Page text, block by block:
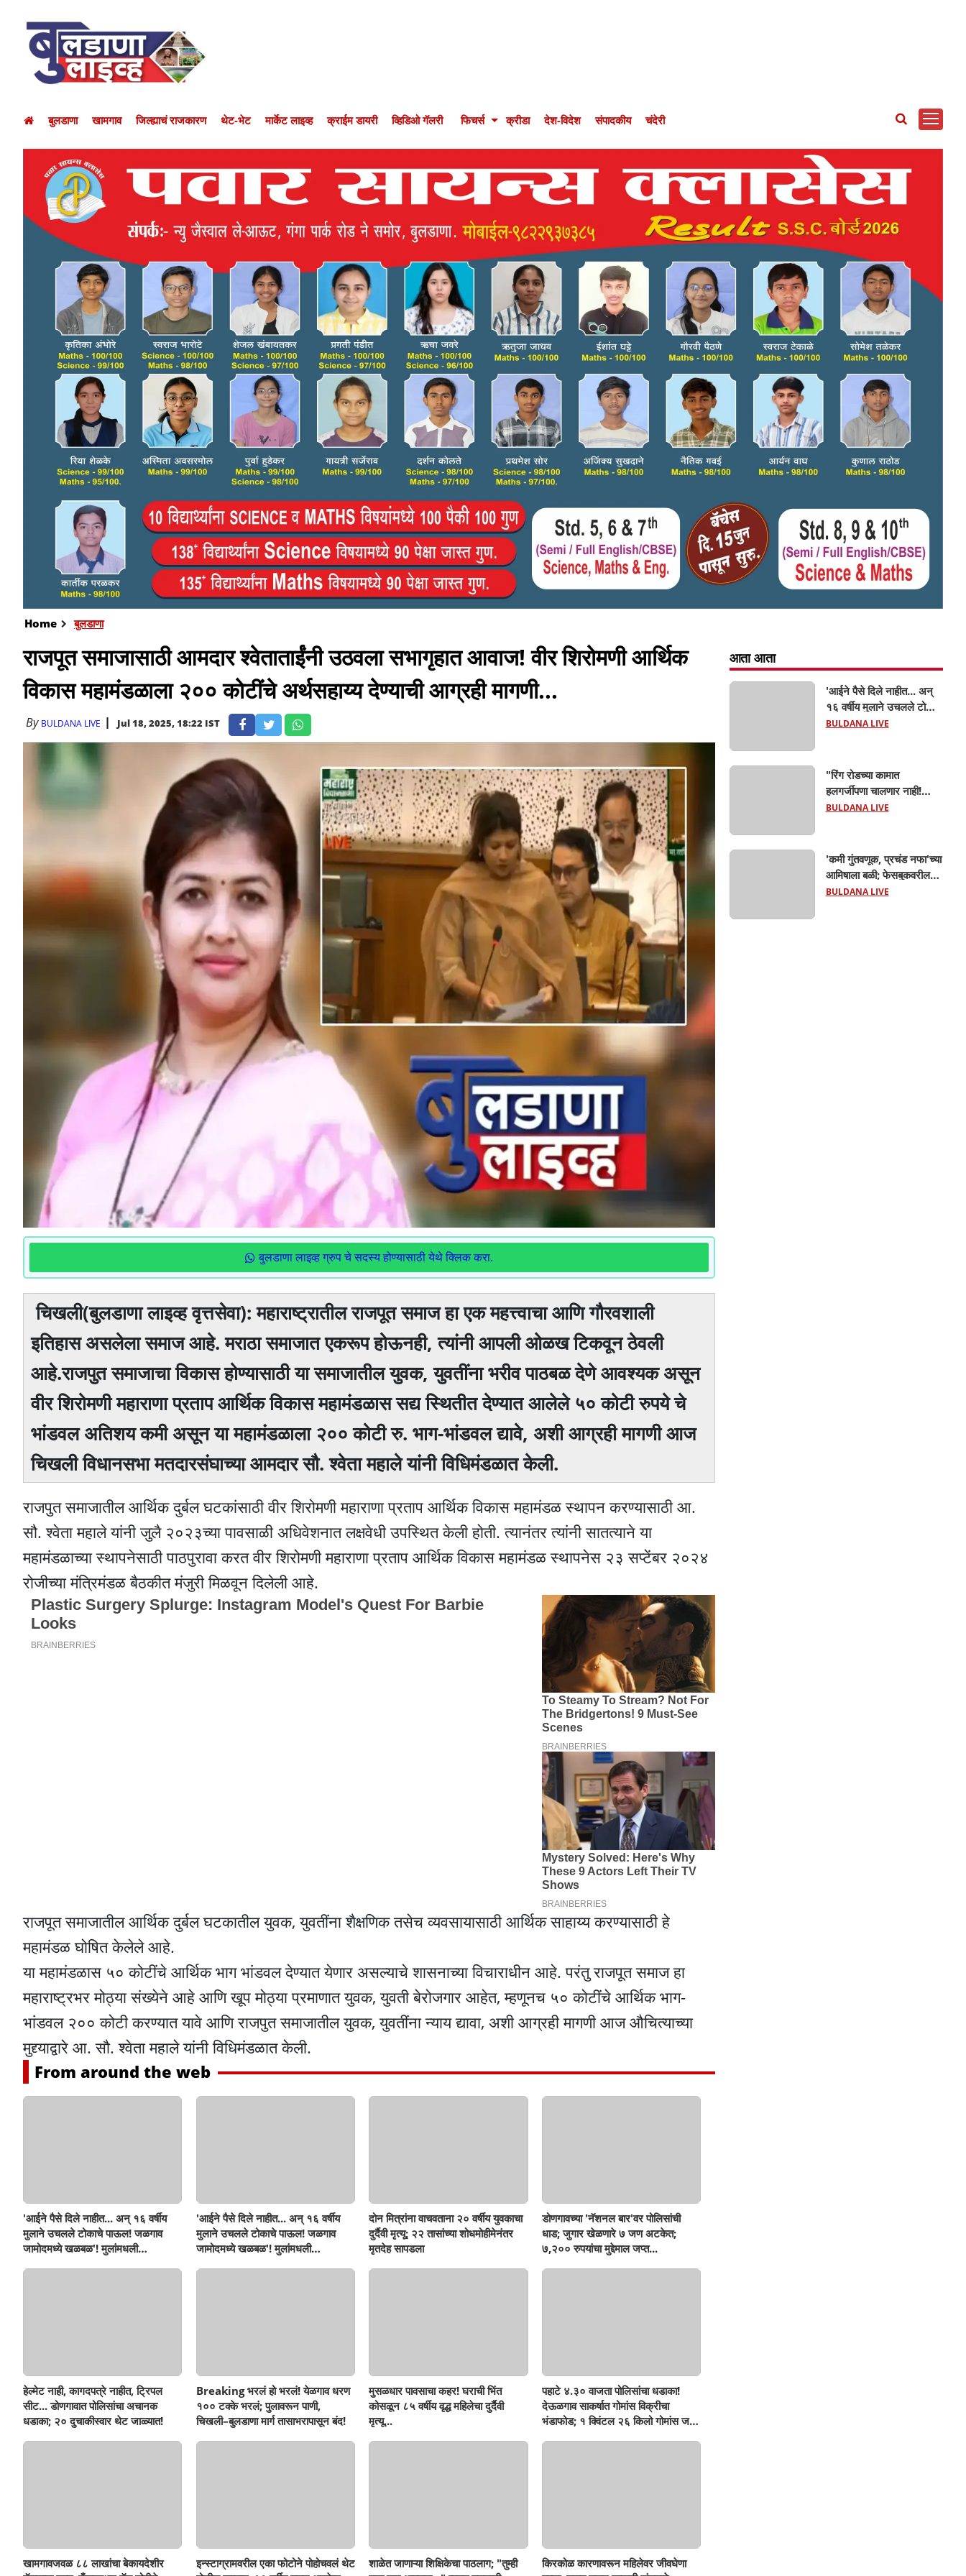
बुलडाणा खामगाव जिल्ह्याचं राजकारण थेट-भेट मार्केट लाइव्ह क्राईम डायरी व्हिडिओ गॅलरी फिचर्स क्रीडा देश-विदेश संपादकीय चंदेरी
Home बुलडाणा
राजपूत समाजासाठी आमदार श्वेताताईंनी उठवला सभागृहात आवाज! वीर शिरोमणी आर्थिक
विकास महामंडळाला २०० कोटींचे अर्थसहाय्य देण्याची आग्रही मागणी...
By BULDANA LIVE Jul 18, 2025, 18:22 IST
बुलडाणा लाइव्ह ग्रुप चे सदस्य होण्यासाठी येथे क्लिक करा.
चिखली(बुलडाणा लाइव्ह वृत्तसेवा): महाराष्ट्रातील राजपूत समाज हा एक महत्त्वाचा आणि गौरवशाली
इतिहास असलेला समाज आहे. मराठा समाजात एकरूप होऊनही, त्यांनी आपली ओळख टिकवून ठेवली
आहे.राजपुत समाजाचा विकास होण्यासाठी या समाजातील युवक, युवतींना भरीव पाठबळ देणे आवश्यक असून
वीर शिरोमणी महाराणा प्रताप आर्थिक विकास महामंडळास सद्य स्थितीत देण्यात आलेले ५० कोटी रुपये चे
भांडवल अतिशय कमी असून या महामंडळाला २०० कोटी रु. भाग-भांडवल द्यावे, अशी आग्रही मागणी आज
चिखली विधानसभा मतदारसंघाच्या आमदार सौ. श्वेता महाले यांनी विधिमंडळात केली.
राजपुत समाजातील आर्थिक दुर्बल घटकांसाठी वीर शिरोमणी महाराणा प्रताप आर्थिक विकास महामंडळ स्थापन करण्यासाठी आ.
सौ. श्वेता महाले यांनी जुलै २०२३च्या पावसाळी अधिवेशनात लक्षवेधी उपस्थित केली होती. त्यानंतर त्यांनी सातत्याने या
महामंडळाच्या स्थापनेसाठी पाठपुरावा करत वीर शिरोमणी महाराणा प्रताप आर्थिक विकास महामंडळ स्थापनेस २३ सप्टेंबर २०२४
रोजीच्या मंत्रिमंडळ बैठकीत मंजुरी मिळवून दिलेली आहे.
राजपूत समाजातील आर्थिक दुर्बल घटकातील युवक, युवतींना शैक्षणिक तसेच व्यवसायासाठी आर्थिक साहाय्य करण्यासाठी हे
महामंडळ घोषित केलेले आहे.
या महामंडळास ५० कोटींचे आर्थिक भाग भांडवल देण्यात येणार असल्याचे शासनाच्या विचाराधीन आहे. परंतु राजपूत समाज हा
महाराष्ट्रभर मोठ्या संख्येने आहे आणि खूप मोठ्या प्रमाणात युवक, युवती बेरोजगार आहेत, म्हणूनच ५० कोटींचे आर्थिक भाग-
भांडवल २०० कोटी करण्यात यावे आणि राजपुत समाजातील युवक, युवतींना न्याय द्यावा, अशी आग्रही मागणी आज औचित्याच्या
मुद्द्याद्वारे आ. सौ. श्वेता महाले यांनी विधिमंडळात केली.
From around the web
'आईने पैसे दिले नाहीत... अन् १६ वर्षीय
मुलाने उचलले टोकाचे पाऊल! जळगाव
जामोदमध्ये खळबळ'! मुलांमधली
'आईने पैसे दिले नाहीत... अन् १६ वर्षीय
मुलाने उचलले टोकाचे पाऊल! जळगाव
जामोदमध्ये खळबळ'! मुलांमधली
दोन मित्रांना वाचवताना २० वर्षीय युवकाचा
दुर्दैवी मृत्यू; २२ तासांच्या शोधमोहीमेनंतर
मृतदेह सापडला
डोणगावच्या 'नॅशनल बार'वर पोलिसांची
धाड; जुगार खेळणारे ७ जण अटकेत;
७,२०० रुपयांचा मुद्देमाल जप्त...
हेल्मेट नाही, कागदपत्रे नाहीत, ट्रिपल
सीट... डोणगावात पोलिसांचा अचानक
धडाका; २० दुचाकीस्वार थेट जाळ्यात!
Breaking भरलं हो भरलं! येळगाव धरण
१०० टक्के भरलं; पुलावरून पाणी,
चिखली–बुलडाणा मार्ग तासाभरापासून बंद!
मुसळधार पावसाचा कहर! घराची भिंत
कोसळून ८५ वर्षीय वृद्ध महिलेचा दुर्दैवी
मृत्यू...
पहाटे ४.३० वाजता पोलिसांचा धडाका!
देऊळगाव साकर्षात गोमांस विक्रीचा
भंडाफोड; १ क्विंटल २६ किलो गोमांस जप्त,
खामगावजवळ ८८ लाखांचा बेकायदेशीर
इन्स्टाग्रामवरील एका फोटोने पोहोचवलं थेट
शाळेत जाणाऱ्या शिक्षिकेचा पाठलाग; "तुम्ही
किरकोळ कारणावरून महिलेवर जीवघेणा
आता आता
'आईने पैसे दिले नाहीत... अन्
१६ वर्षीय मुलाने उचलले टोकाचे
पाऊल! जळगाव जामोदमध्ये
BULDANA LIVE
"रिंग रोडच्या कामात
हलगर्जीपणा चालणार नाही!
आमदार संजय गायकवाडांची
तडजोड केली तर होणार
कारवाई"
BULDANA LIVE
'कमी गुंतवणूक, प्रचंड नफा'च्या
आमिषाला बळी; फेसबुकवरील
एका क्लिकने शेतकऱ्याचे
BULDANA LIVE